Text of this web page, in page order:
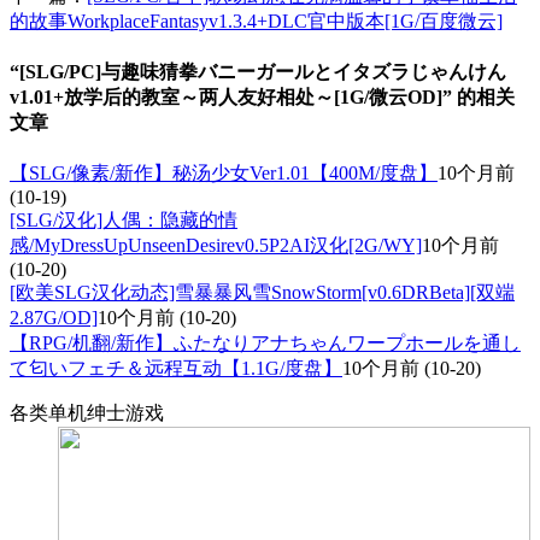
的故事WorkplaceFantasyv1.3.4+DLC官中版本[1G/百度微云]
“[SLG/PC]与趣味猜拳バニーガールとイタズラじゃんけん
v1.01+放学后的教室～两人友好相处～[1G/微云OD]” 的相关
文章
【SLG/像素/新作】秘汤少女Ver1.01【400M/度盘】 10个月前
(10-19)
[SLG/汉化]人偶：隐藏的情
感/MyDressUpUnseenDesirev0.5P2AI汉化[2G/WY]10个月前
(10-20)
[欧美SLG汉化动态]雪暴暴风雪SnowStorm[v0.6DRBeta][双端
2.87G/OD]10个月前 (10-20)
【RPG/机翻/新作】ふたなりアナちゃんワープホールを通し
て匂いフェチ＆远程互动【1.1G/度盘】 10个月前 (10-20)
各类单机绅士游戏